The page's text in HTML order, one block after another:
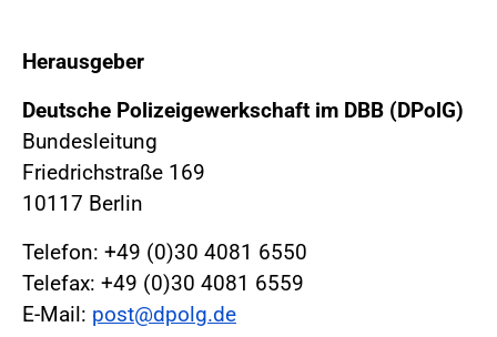
Herausgeber
Deutsche Polizeigewerkschaft im DBB (DPolG)
Bundesleitung
Friedrichstraße 169
10117 Berlin
Telefon: +49 (0)30 4081 6550
Telefax: +49 (0)30 4081 6559
E-Mail: post@dpolg.de